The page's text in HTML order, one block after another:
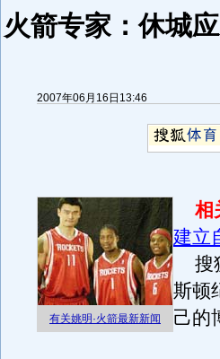
火箭专家：休城
2007年06月16日13:46
有关姚明·火箭最新新闻
相
建立
搜
斯顿
己的